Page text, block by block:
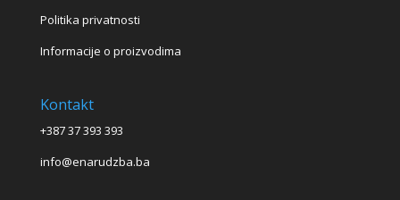
Politika privatnosti
Informacije o proizvodima
Kontakt
+387 37 393 393
info@enarudzba.ba